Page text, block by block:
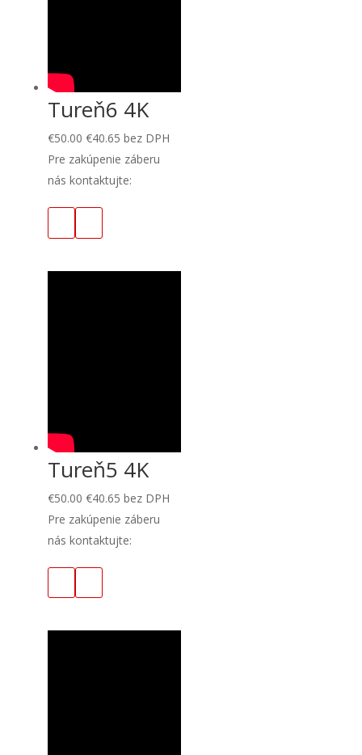
Tureň6 4K
€50.00 €40.65 bez DPH
Pre zakúpenie záberu
nás kontaktujte:
Tureň5 4K
€50.00 €40.65 bez DPH
Pre zakúpenie záberu
nás kontaktujte: